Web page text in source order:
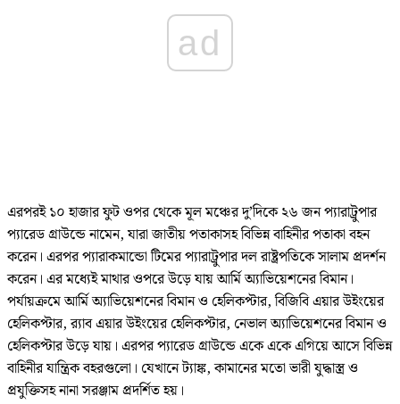
ad
এরপরই ১০ হাজার ফুট ওপর থেকে মূল মঞ্চের দু’দিকে ২৬ জন প্যারাট্রুপার
প্যারেড গ্রাউন্ডে নামেন, যারা জাতীয় পতাকাসহ বিভিন্ন বাহিনীর পতাকা বহন
করেন। এরপর প্যারাকমান্ডো টিমের প্যারাট্রুপার দল রাষ্ট্রপতিকে সালাম প্রদর্শন
করেন। এর মধ্যেই মাথার ওপরে উড়ে যায় আর্মি অ্যাভিয়েশনের বিমান।
পর্যায়ক্রমে আর্মি অ্যাভিয়েশনের বিমান ও হেলিকপ্টার, বিজিবি এয়ার উইংয়ের
হেলিকপ্টার, র‌্যাব এয়ার উইংয়ের হেলিকপ্টার, নেভাল অ্যাভিয়েশনের বিমান ও
হেলিকপ্টার উড়ে যায়। এরপর প্যারেড গ্রাউন্ডে একে একে এগিয়ে আসে বিভিন্ন
বাহিনীর যান্ত্রিক বহরগুলো। যেখানে ট্যাঙ্ক, কামানের মতো ভারী যুদ্ধাস্ত্র ও
প্রযুক্তিসহ নানা সরঞ্জাম প্রদর্শিত হয়।